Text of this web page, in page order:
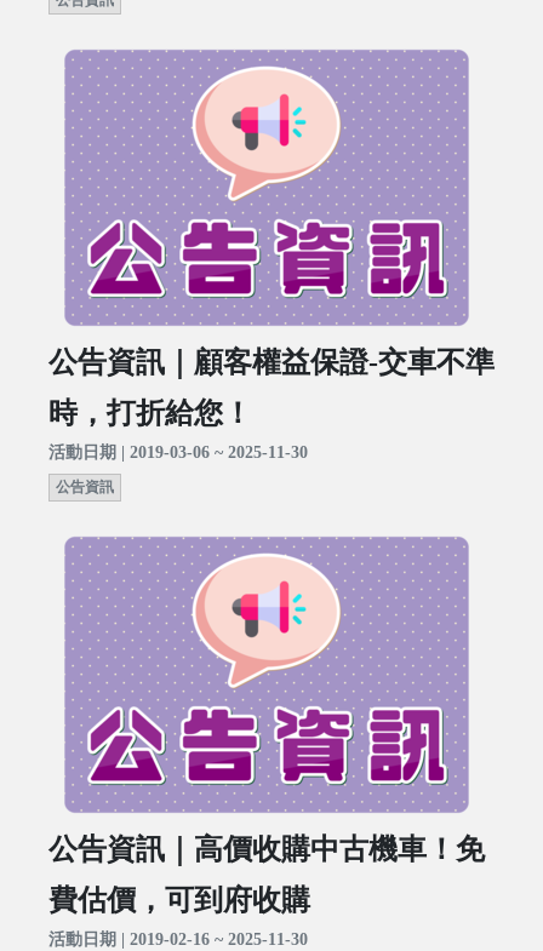
公告資訊｜顧客權益保證-交車不準
時，打折給您！
活動日期 | 2019-03-06 ~ 2025-11-30
公告資訊
公告資訊｜高價收購中古機車！免
費估價，可到府收購
活動日期 | 2019-02-16 ~ 2025-11-30